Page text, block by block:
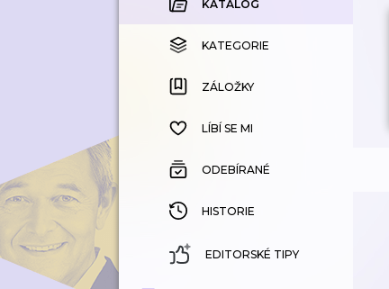
KOUPENÉ
KATEGORIE
ZÁLOŽKY
HISTORIE
KATALOG
KATEGORIE
ZÁLOŽKY
LÍBÍ SE MI
ODEBÍRANÉ
HISTORIE
EDITORSKÉ TIPY